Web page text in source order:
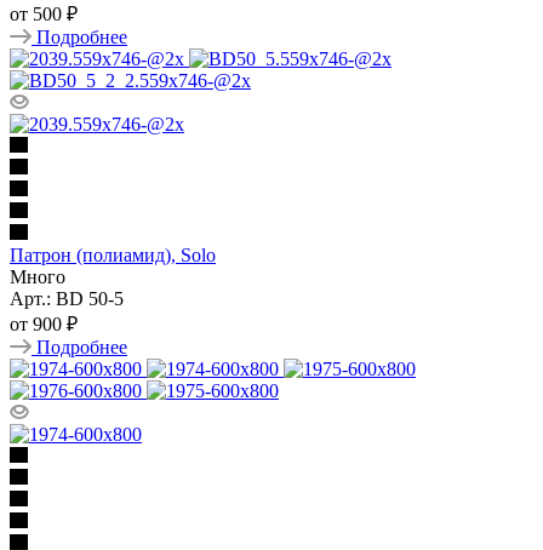
от 500 ₽
Подробнее
Патрон (полиамид), Solo
Много
Арт.: BD 50-5
от 900 ₽
Подробнее